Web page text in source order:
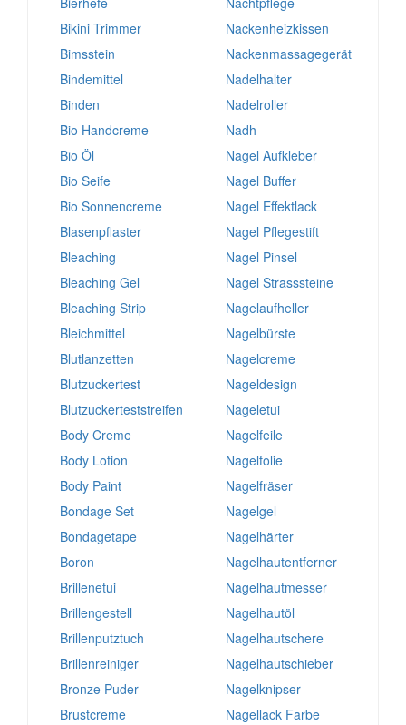
Bikini Trimmer
Bimsstein
Bindemittel
Binden
Bio Handcreme
Bio Öl
Bio Seife
Bio Sonnencreme
Blasenpflaster
Bleaching
Bleaching Gel
Bleaching Strip
Bleichmittel
Blutlanzetten
Blutzuckertest
Blutzuckerteststreifen
Body Creme
Body Lotion
Body Paint
Bondage Set
Bondagetape
Boron
Brillenetui
Brillengestell
Brillenputztuch
Brillenreiniger
Bronze Puder
Brustcreme
Nackenheizkissen
Nackenmassagegerät
Nadelhalter
Nadelroller
Nadh
Nagel Aufkleber
Nagel Buffer
Nagel Effektlack
Nagel Pflegestift
Nagel Pinsel
Nagel Strasssteine
Nagelaufheller
Nagelbürste
Nagelcreme
Nageldesign
Nageletui
Nagelfeile
Nagelfolie
Nagelfräser
Nagelgel
Nagelhärter
Nagelhautentferner
Nagelhautmesser
Nagelhautöl
Nagelhautschere
Nagelhautschieber
Nagelknipser
Nagellack Farbe